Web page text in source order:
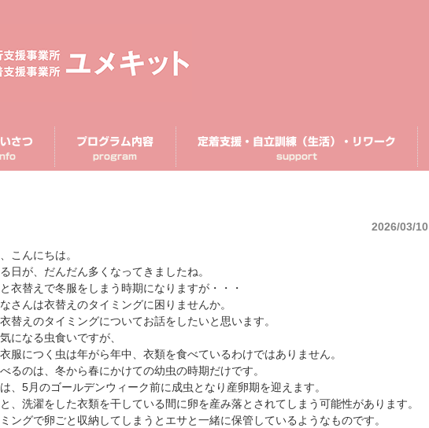
さつ プログラム内容
program
定着支援・自立訓練（生活）・リワーク
support
2026/03/10
こんにちは。
日が、だんだん多くなってきましたね。
衣替えで冬服をしまう時期になりますが・・・
さんは衣替えのタイミングに困りませんか。
替えのタイミングについてお話をしたいと思います。
になる虫食いですが、
服につく虫は年がら年中、衣類を食べているわけではありません。
るのは、冬から春にかけての幼虫の時期だけです。
、5月のゴールデンウィーク前に成虫となり産卵期を迎えます。
、洗濯をした衣類を干している間に卵を産み落とされてしまう可能性があります。
ングで卵ごと収納してしまうとエサと一緒に保管しているようなものです。